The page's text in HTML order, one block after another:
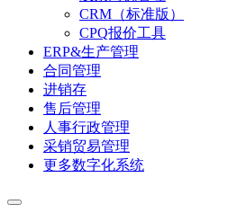
CRM（标准版）
CPQ报价工具
ERP&生产管理
合同管理
进销存
售后管理
人事行政管理
采销贸易管理
更多数字化系统